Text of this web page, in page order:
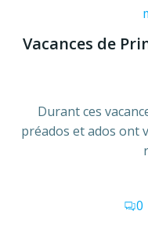
Vacances de
Durant ces
préados et ados ont
0